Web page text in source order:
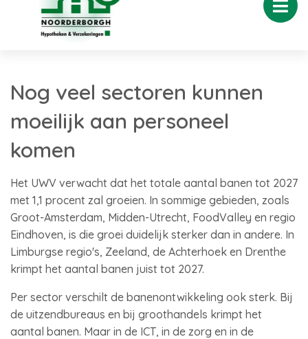
Nog veel sectoren kunnen
moeilijk aan personeel
komen
Het UWV verwacht dat het totale aantal banen tot 2027
met 1,1 procent zal groeien. In sommige gebieden, zoals
Groot-Amsterdam, Midden-Utrecht, FoodValley en regio
Eindhoven, is die groei duidelijk sterker dan in andere. In
Limburgse regio's, Zeeland, de Achterhoek en Drenthe
krimpt het aantal banen juist tot 2027.
Per sector verschilt de banenontwikkeling ook sterk. Bij
de uitzendbureaus en bij groothandels krimpt het
aantal banen. Maar in de ICT, in de zorg en in de